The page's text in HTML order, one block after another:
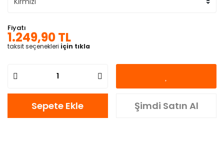
Fiyatı
1.249,90 TL
taksit seçenekleri için tıkla
Sepete Ekle Şimdi Satın Al